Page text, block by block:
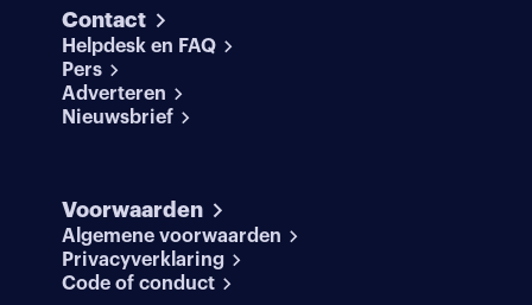
Contact
Helpdesk en FAQ
Pers
Adverteren
Nieuwsbrief
Voorwaarden
Algemene voorwaarden
Privacyverklaring
Code of conduct